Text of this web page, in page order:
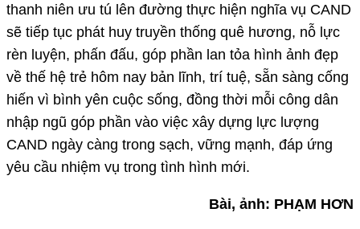
thanh niên ưu tú lên đường thực hiện nghĩa vụ CAND
sẽ tiếp tục phát huy truyền thống quê hương, nỗ lực
rèn luyện, phấn đấu, góp phần lan tỏa hình ảnh đẹp
về thế hệ trẻ hôm nay bản lĩnh, trí tuệ, sẵn sàng cống
hiến vì bình yên cuộc sống, đồng thời mỗi công dân
nhập ngũ góp phần vào việc xây dựng lực lượng
CAND ngày càng trong sạch, vững mạnh, đáp ứng
yêu cầu nhiệm vụ trong tình hình mới.
Bài, ảnh: PHẠM HƠN